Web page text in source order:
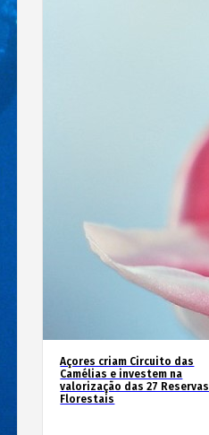
Açores criam Circuito das
Camélias e investem na
valorização das 27 Reservas
Florestais